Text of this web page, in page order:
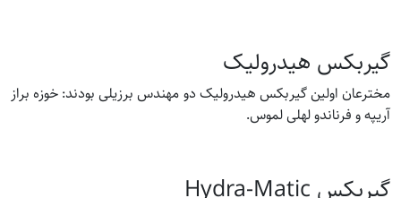
گیربکس هیدرولیک
مخترعان اولین گیربکس هیدرولیک دو مهندس برزیلی بودند: خوزه براز
آریپه و فرناندو لهلی لموس.
گیربکس Hydra-Matic